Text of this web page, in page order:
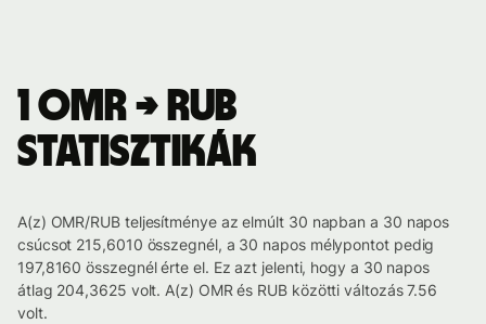
1 OMR → RUB
statisztikák
A(z) OMR/RUB teljesítménye az elmúlt 30 napban a 30 napos
csúcsot 215,6010 összegnél, a 30 napos mélypontot pedig
197,8160 összegnél érte el. Ez azt jelenti, hogy a 30 napos
átlag 204,3625 volt. A(z) OMR és RUB közötti változás 7.56
volt.